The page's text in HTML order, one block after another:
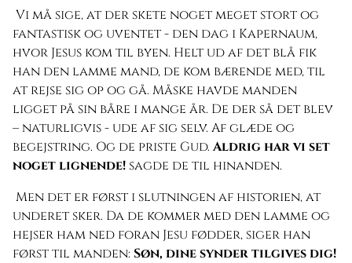
Vi må sige, at der skete noget meget stort og
fantastisk og uventet - den dag i Kapernaum,
hvor Jesus kom til byen. Helt ud af det blå fik
han den lamme mand, de kom bærende med, til
at rejse sig op og gå. Måske havde manden
ligget på sin båre i mange år. De der så det blev
– naturligvis - ude af sig selv. Af glæde og
begejstring. Og de priste Gud. Aldrig har vi set
noget lignende!sagde de til hinanden.
Men det er først i slutningen af historien, at
underet sker. Da de kommer med den lamme og
hejser ham ned foran Jesu fødder, siger han
først til manden: Søn, dine synder tilgives dig!